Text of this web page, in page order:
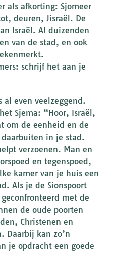
als afkorting: Sjomeer
deuren, Jisraël. De
Israël. Al duizenden
van de stad, en ook
schrijf het aan je
even veelzeggend.
Sjema: “Hoor, Israël,
om de eenheid en de
in je stad.
verzoenen. Man en
en tegenspoed,
kamer van je huis een
Als je de Sionspoort
met de
de oude poorten
Christenen en
Daarbij kan zo’n
je opdracht een goede